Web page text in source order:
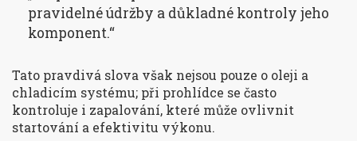
pravidelné údržby a důkladné kontroly jeho
komponent.“
Tato pravdivá slova však nejsou pouze o oleji a
chladicím systému; při prohlídce se často
kontroluje i zapalování, které může ovlivnit
startování a efektivitu výkonu.